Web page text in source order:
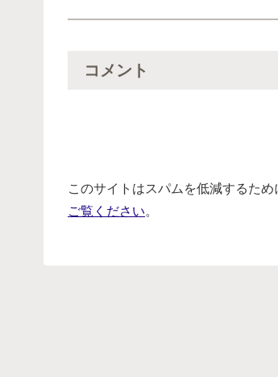
コメント
このサイトはスパムを低減するため
ご覧ください。